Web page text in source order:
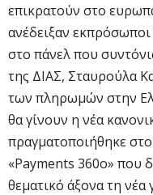
επικρατούν στο
ανέδειξαν
στο πάνελ που
της ΔΙΑΣ, Σταυρούλα
των πληρωμών στην
θα γίνουν η νέα
πραγματοποιήθηκε
«Payments 360o» που
θεματικό άξονα τη